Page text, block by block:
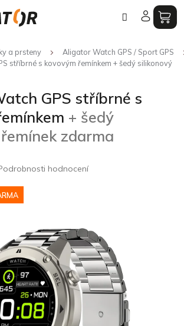
a prsteny
Aligator Watch GPS / Sport GPS
stříbrné s kovovým řemínkem + šedý silikonový
GPS stříbrné s
+ šedý
zdarma
hodnocení